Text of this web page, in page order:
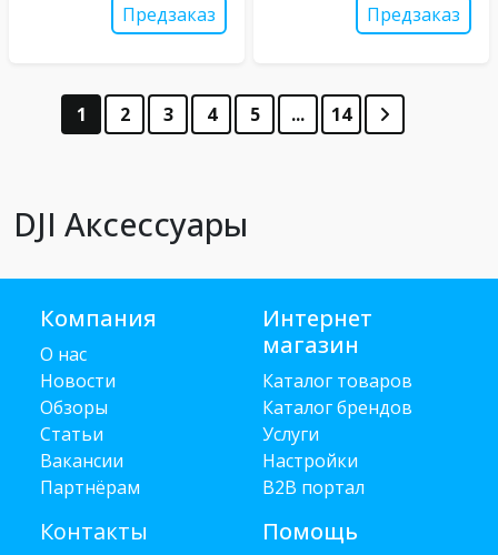
Предзаказ Предзаказ
1 2 3 4 5 ... 14
DJI Аксессуары
Компания
О нас
Новости
Обзоры
Статьи
Вакансии
Партнёрам
Контакты
Интернет
магазин
Каталог товаров
Каталог брендов
Услуги
Настройки
B2B портал
Помощь